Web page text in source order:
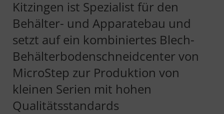
Kitzingen ist Spezialist für den
Behälter- und Apparatebau und
setzt auf ein kombiniertes Blech-
Behälterbodenschneidcenter von
MicroStep zur Produktion von
kleinen Serien mit hohen
Qualitätsstandards